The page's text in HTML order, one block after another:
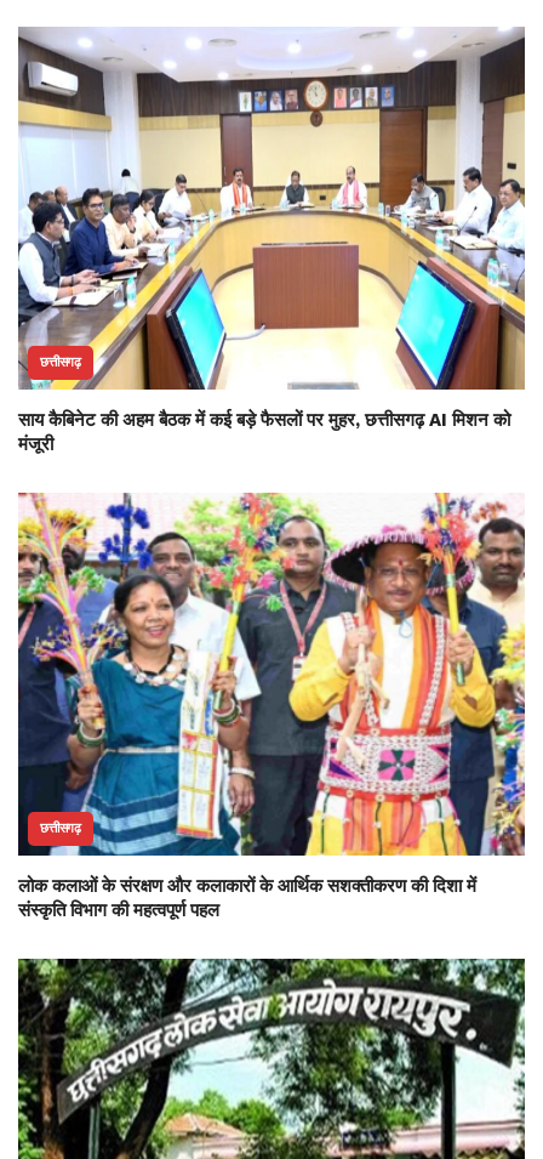
छत्तीसगढ़
साय कैबिनेट की अहम बैठक में कई बड़े फैसलों पर मुहर, छत्तीसगढ़ AI मिशन को
मंजूरी
छत्तीसगढ़
लोक कलाओं के संरक्षण और कलाकारों के आर्थिक सशक्तीकरण की दिशा में
संस्कृति विभाग की महत्वपूर्ण पहल